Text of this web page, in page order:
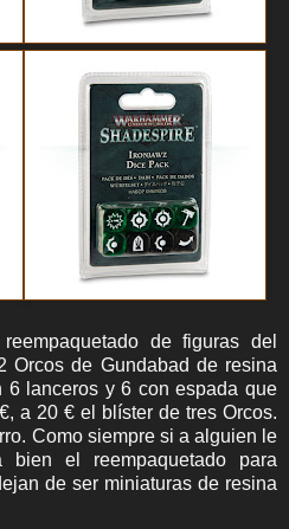
de figuras del
Orcos de Gundabad de resina
6 lanceros y 6 con espada que
a 20 € el blíster de tres Orcos.
Como siempre si a alguien le
bien el reempaquetado para
de ser miniaturas de resina